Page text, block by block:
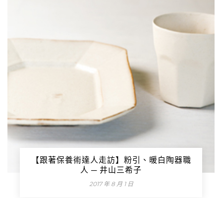
【跟著保養術達人走訪】粉引、暖白陶器職
人 ─ 井山三希子
2017 年 8 月 1 日